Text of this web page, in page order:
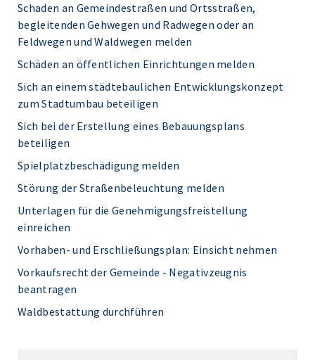
Schaden an Gemeindestraßen und Ortsstraßen,
begleitenden Gehwegen und Radwegen oder an
Feldwegen und Waldwegen melden
Schäden an öffentlichen Einrichtungen melden
Sich an einem städtebaulichen Entwicklungskonzept
zum Stadtumbau beteiligen
Sich bei der Erstellung eines Bebauungsplans
beteiligen
Spielplatzbeschädigung melden
Störung der Straßenbeleuchtung melden
Unterlagen für die Genehmigungsfreistellung
einreichen
Vorhaben- und Erschließungsplan: Einsicht nehmen
Vorkaufsrecht der Gemeinde - Negativzeugnis
beantragen
Waldbestattung durchführen